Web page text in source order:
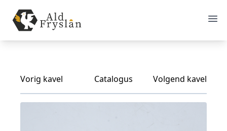
Vorig kavel Catalogus Volgend kavel